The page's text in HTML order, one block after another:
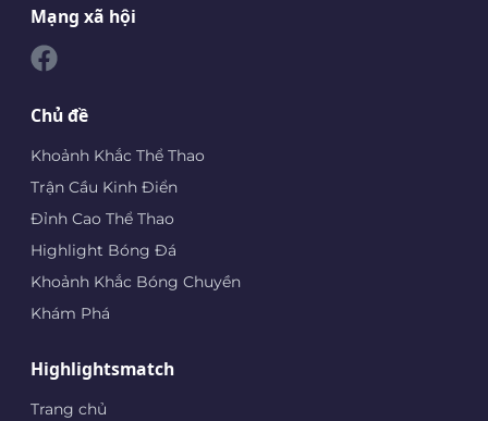
Mạng xã hội
Chủ đề
Khoảnh Khắc Thể Thao
Trận Cầu Kinh Điển
Đỉnh Cao Thể Thao
Highlight Bóng Đá
Khoảnh Khắc Bóng Chuyền
Khám Phá
Highlightsmatch
Trang chủ